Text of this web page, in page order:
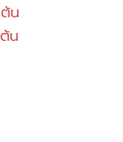
ต้น
ต้น